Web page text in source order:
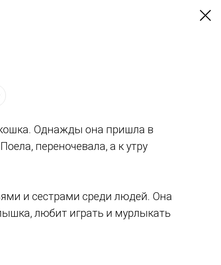
Однажды она пришла в
переночевала, а к утру
и сестрами среди людей. Она
любит играть и мурлыкать